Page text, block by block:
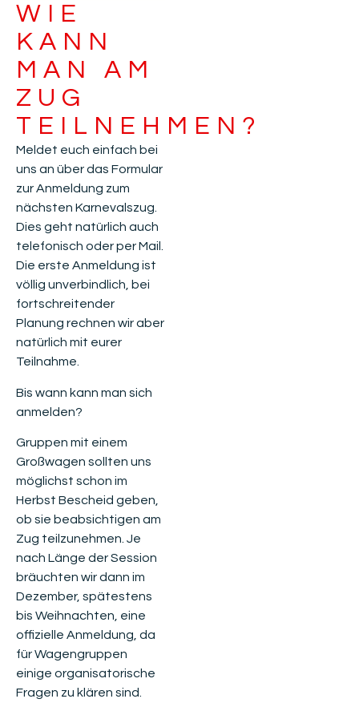
WIE
KANN
MAN AM
ZUG
TEILNEHMEN?
Meldet euch einfach bei
uns an über das Formular
zur Anmeldung zum
nächsten Karnevalszug.
Dies geht natürlich auch
telefonisch oder per Mail.
Die erste Anmeldung ist
völlig unverbindlich, bei
fortschreitender
Planung rechnen wir aber
natürlich mit eurer
Teilnahme.
Bis wann kann man sich
anmelden?
Gruppen mit einem
Großwagen sollten uns
möglichst schon im
Herbst Bescheid geben,
ob sie beabsichtigen am
Zug teilzunehmen. Je
nach Länge der Session
bräuchten wir dann im
Dezember, spätestens
bis Weihnachten, eine
offizielle Anmeldung, da
für Wagengruppen
einige organisatorische
Fragen zu klären sind.